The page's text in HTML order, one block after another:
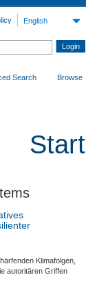
English
Search Browse
Start
Klimafolgen,
autoritären Griffen